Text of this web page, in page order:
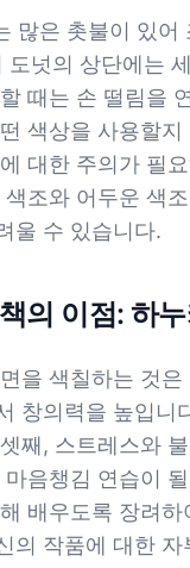
많은 촛불이 있
도넛의 상단에는
때는 손 떨림을
색상을 사용할
대한 주의가 필
조와 어두운 색
울 수 있습니다.
의 이점: 하
을 색칠하는 것
창의력을 높입니
째, 스트레스와
마음챙김 연습이
배우도록 장려
의 작품에 대한